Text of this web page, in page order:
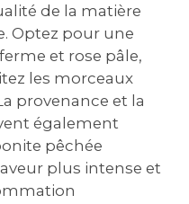
de la matière
Optez pour une
et rose pâle,
les morceaux
provenance et la
également
pêchée
plus intense et